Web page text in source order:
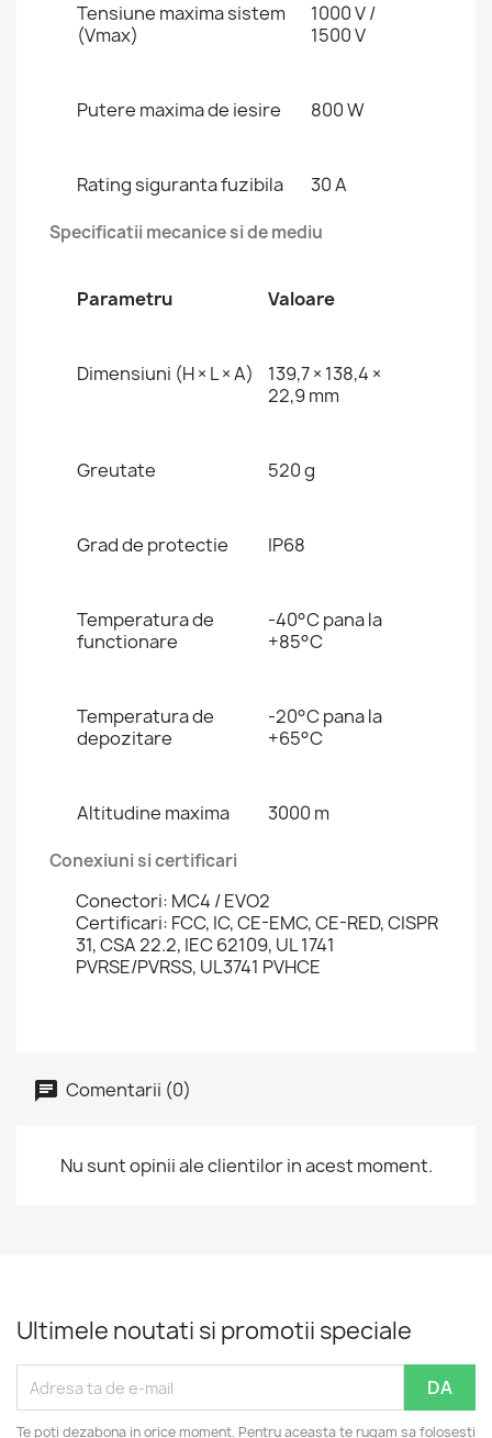
Tensiune maxima sistem
(Vmax)
1000 V /
1500 V
Putere maxima de iesire 800 W
Rating siguranta fuzibila 30 A
Specificatii mecanice si de mediu
Parametru Valoare
Dimensiuni (H × L × A)
139,7 × 138,4 ×
22,9 mm
Greutate 520 g
Grad de protectie IP68
Temperatura de
functionare
-40°C pana la
+85°C
Temperatura de
depozitare
-20°C pana la
+65°C
Altitudine maxima 3000 m
Conexiuni si certificari
Conectori: MC4 / EVO2
Certificari: FCC, IC, CE-EMC, CE-RED, CISPR
31, CSA 22.2, IEC 62109, UL 1741
PVRSE/PVRSS, UL3741 PVHCE
Comentarii (0)
Nu sunt opinii ale clientilor in acest moment.
Ultimele noutati si promotii speciale
Te poti dezabona in orice moment. Pentru aceasta te rugam sa folosesti